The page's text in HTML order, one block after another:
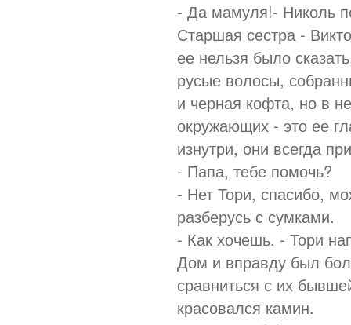
- Да мамуля!- Николь
Старшая сестра -
ее нельзя было
русые волосы,
и черная кофта, но в
окружающих - это ее
изнутри, они всегда
- Папа, тебе помочь?
- Нет Тори, спасибо,
разберусь с сумками.
- Как хочешь. - Тори
Дом и вправду был
сравниться с их
красовался камин.